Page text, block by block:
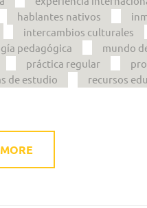
hablantes nativos
intercambios culturales
pedagógica
mundo
práctica regular
de estudio
recursos